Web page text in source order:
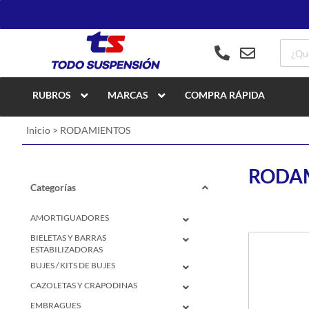
RUBROS MARCAS COMPRA RÁPIDA
Inicio > RODAMIENTOS
Categorías
AMORTIGUADORES
BIELETAS Y BARRAS
ESTABILIZADORAS
BUJES / KITS DE BUJES
CAZOLETAS Y CRAPODINAS
EMBRAGUES